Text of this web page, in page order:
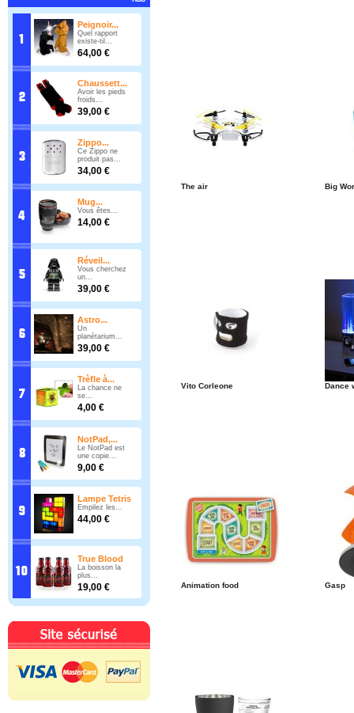
Peignoir...
Quel rapport
existe-til...
64,00 €
Chaussett...
Avoir les pieds
froids...
39,00 €
Zippo...
Ce Zippo ne
produit pas...
34,00 €
Mug...
Vous êtes...
14,00 €
Réveil...
Vous cherchez
un...
39,00 €
Astro...
Un
planétarium...
39,00 €
Trèfle à...
La chance ne
se...
4,00 €
NotPad,...
Le NotPad est
une copie...
9,00 €
Lampe Tetris
Empilez les...
44,00 €
True Blood
La boisson la
plus...
19,00 €
The air Big
Vito Corleone Dance
Animation food Gasp